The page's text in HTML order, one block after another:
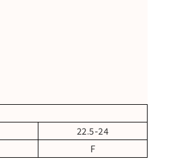
22.5-24
F